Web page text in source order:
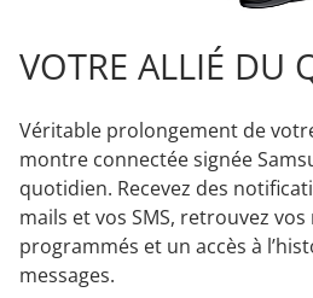
VOTRE ALLIÉ DU
Véritable prolongement de
montre connectée signée
quotidien. Recevez des
mails et vos SMS, retrouvez
programmés et un accès à
messages.